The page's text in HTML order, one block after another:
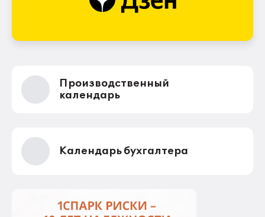
Производственный
календарь
Календарь бухгалтера